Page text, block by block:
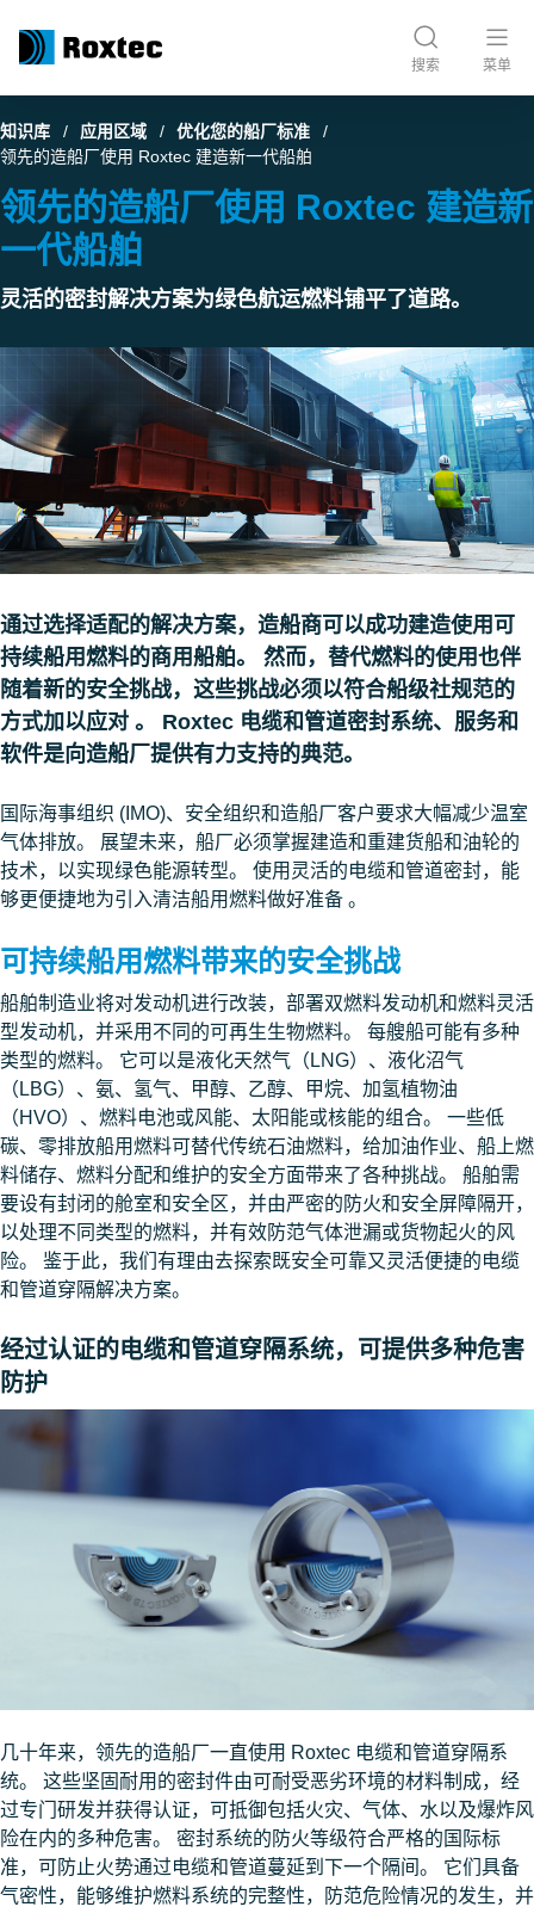
搜索 菜单
知识库 应用区域
优化您的船厂标准
领先的造船厂使用 Roxtec 建造新一代船舶
领先的造船厂使用 Roxtec 建造新
一代船舶
灵活的密封解决方案为绿色航运燃料铺平了道路。
通过选择适配的解决方案，造船商可以成功建造使用可
持续船用燃料的商用船舶。 然而，替代燃料的使用也伴
随着新的安全挑战，这些挑战必须以符合船级社规范的
方式加以应对 。 Roxtec 电缆和管道密封系统、服务和
软件是向造船厂提供有力支持的典范。
国际海事组织 (IMO)、安全组织和造船厂客户要求大幅减少温室
气体排放。 展望未来，船厂必须掌握建造和重建货船和油轮的
技术，以实现绿色能源转型。 使用灵活的电缆和管道密封，能
够更便捷地为引入清洁船用燃料做好准备 。
可持续船用燃料带来的安全挑战
船舶制造业将对发动机进行改装，部署双燃料发动机和燃料灵活
型发动机，并采用不同的可再生生物燃料。 每艘船可能有多种
类型的燃料。 它可以是液化天然气（LNG）、液化沼气
（LBG）、氨、氢气、甲醇、乙醇、甲烷、加氢植物油
（HVO）、燃料电池或风能、太阳能或核能的组合。 一些低
碳、零排放船用燃料可替代传统石油燃料，给加油作业、船上燃
料储存、燃料分配和维护的安全方面带来了各种挑战。 船舶需
要设有封闭的舱室和安全区，并由严密的防火和安全屏障隔开，
以处理不同类型的燃料，并有效防范气体泄漏或货物起火的风
险。 鉴于此，我们有理由去探索既安全可靠又灵活便捷的电缆
和管道穿隔解决方案。
经过认证的电缆和管道穿隔系统，可提供多种危害
防护
几十年来，领先的造船厂一直使用 Roxtec 电缆和管道穿隔系
统。 这些坚固耐用的密封件由可耐受恶劣环境的材料制成，经
过专门研发并获得认证，可抵御包括火灾、气体、水以及爆炸风
险在内的多种危害。 密封系统的防火等级符合严格的国际标
准，可防止火势通过电缆和管道蔓延到下一个隔间。 它们具备
气密性，能够维护燃料系统的完整性，防范危险情况的发生，并